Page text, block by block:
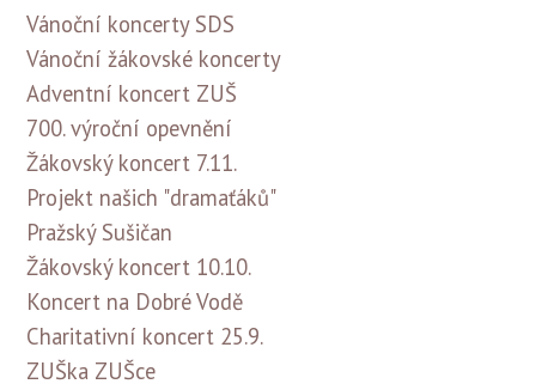
Vánoční koncerty SDS
Vánoční žákovské koncerty
Adventní koncert ZUŠ
700. výroční opevnění
Žákovský koncert 7.11.
Projekt našich "dramaťáků"
Pražský Sušičan
Žákovský koncert 10.10.
Koncert na Dobré Vodě
Charitativní koncert 25.9.
ZUŠka ZUŠce